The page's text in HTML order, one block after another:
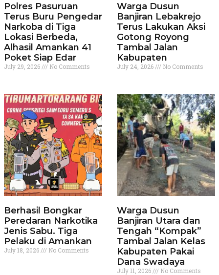
Polres Pasuruan
Terus Buru Pengedar
Narkoba di Tiga
Lokasi Berbeda,
Alhasil Amankan 41
Poket Siap Edar
July 29, 2026 No Comments
Warga Dusun
Banjiran Lebakrejo
Terus Lakukan Aksi
Gotong Royong
Tambal Jalan
Kabupaten
July 24, 2026 No Comments
Berhasil Bongkar
Peredaran Narkotika
Jenis Sabu. Tiga
Pelaku di Amankan
July 18, 2026 No Comments
Warga Dusun
Banjiran Utara dan
Tengah “Kompak”
Tambal Jalan Kelas
Kabupaten Pakai
Dana Swadaya
July 11, 2026 No Comments